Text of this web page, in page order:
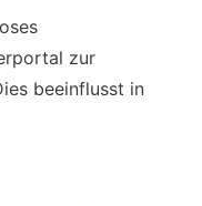
zur
beeinflusst in